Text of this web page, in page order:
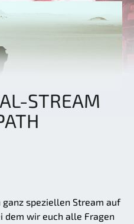
STREAM
speziellen Stream auf
dem wir euch alle Fragen